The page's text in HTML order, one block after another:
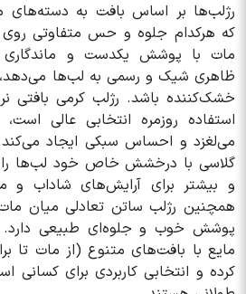
رژلب‌ها بر اساس بافت به
که هرکدام جلوه و حس متفاوتی روی
مات با پوشش یکدست و ماندگاری
ظاهری شیک و رسمی به لب‌ها
خشک‌کننده باشد. رژلب کرمی بافتی
استفاده روزمره انتخابی عالی
می‌لغزد و احساس سبکی ایجاد می‌کند.
گلاسی با درخشش خاص خود لب‌ها را
و بیشتر برای آرایش‌های شاداب و
همچنین رژلب ساتن تعادلی میان
پوشش خوب و جلوه‌ای طبیعی دارد.
مایع با بافت‌های متنوع (از مات تا
کرده و انتخابی کاربردی برای کسانی